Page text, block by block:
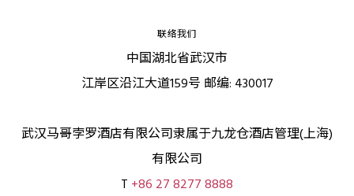
联络我们
中国湖北省武汉市
江岸区沿江大道159号 邮编: 430017
武汉马哥孛罗酒店有限公司隶属于九龙仓酒店管理(上海)
有限公司
T +86 27 8277 8888